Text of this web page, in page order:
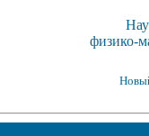
физико-